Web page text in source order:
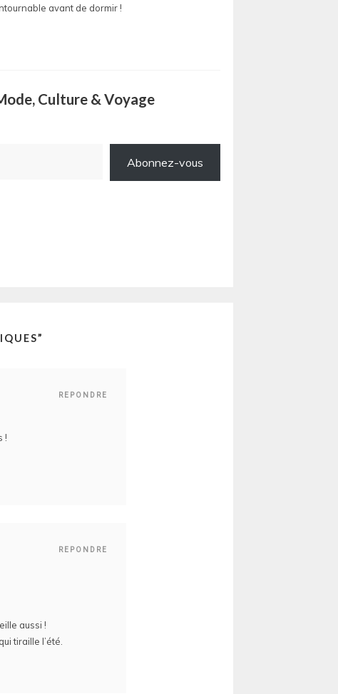
avant de dormir !
Culture & Voyage
Abonnez-vous
”
REPONDRE
!
REPONDRE
aussi !
tiraille l’été.